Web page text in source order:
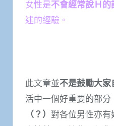
女性是不會經常說Ｈ的
述的經驗。
此文章並不是鼓勵大家
活中一個好重要的部分
（？） 對各位男性亦